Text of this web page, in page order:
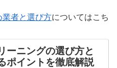
業者と選び方についてはこち
ーニングの選び方と
ポイントを徹底解説